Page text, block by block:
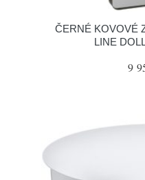
ČERNÉ KOVOVÉ
LINE
9